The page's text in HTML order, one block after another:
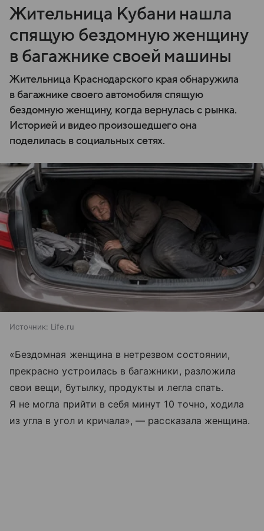
Жительница Кубани нашла
спящую бездомную женщину
в багажнике своей машины
Жительница Краснодарского края обнаружила
в багажнике своего автомобиля спящую
бездомную женщину, когда вернулась с рынка.
Историей и видео произошедшего она
поделилась в социальных сетях.
Источник: Life.ru
«Бездомная женщина в нетрезвом состоянии,
прекрасно устроилась в багажники, разложила
свои вещи, бутылку, продукты и легла спать.
Я не могла прийти в себя минут 10 точно, ходила
из угла в угол и кричала», — рассказала женщина.